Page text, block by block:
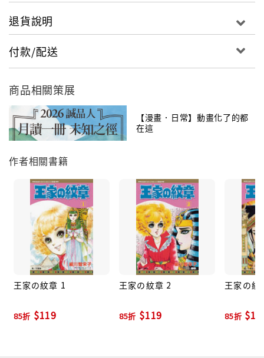
退貨說明
付款/配送
商品相關策展
【漫畫．日常】動畫化了的都
在這
作者相關書籍
王家の紋章 1
85折 $119
王家の紋章 2
85折 $119
王家の紋
85折